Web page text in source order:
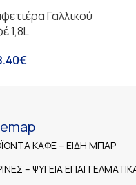
Γαλλικού
1,8L
€
ΚΑΦΕ – ΕΙΔΗ ΜΠΑΡ
– ΨΥΓΕΙΑ